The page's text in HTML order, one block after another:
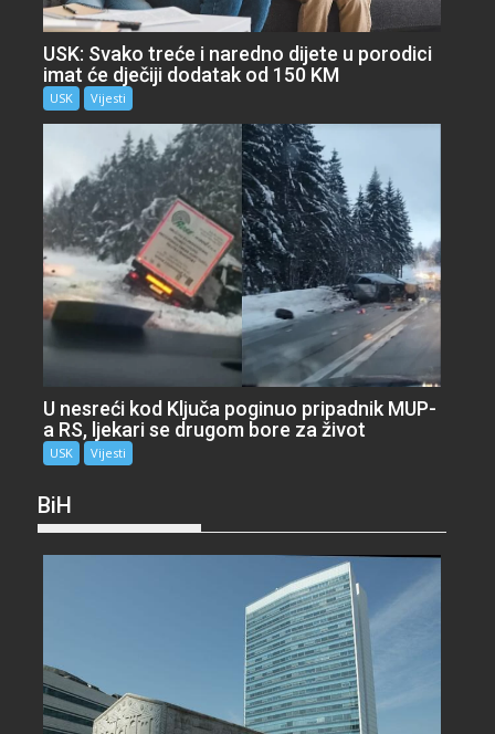
USK: Svako treće i naredno dijete u porodici
imat će dječiji dodatak od 150 KM
USK Vijesti
U nesreći kod Ključa poginuo pripadnik MUP-
a RS, ljekari se drugom bore za život
USK Vijesti
BiH